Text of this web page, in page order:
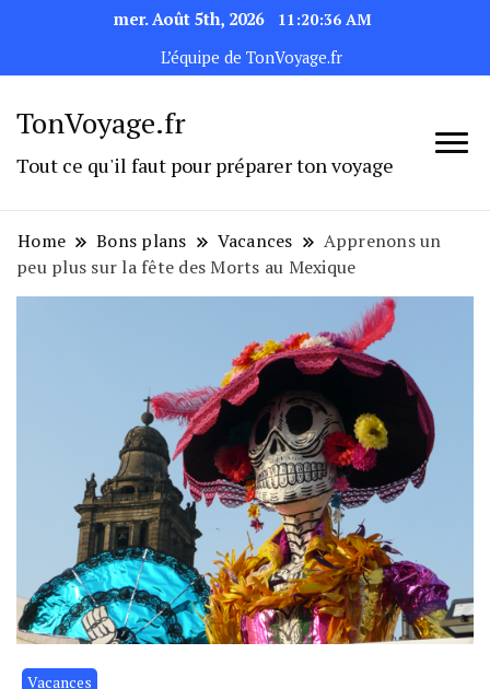
mer. Août 5th, 2026
11:20:36 AM
L’équipe de TonVoyage.fr
TonVoyage.fr
Tout ce qu'il faut pour préparer ton voyage
Home Bons plans Vacances
Apprenons un
peu plus sur la fête des Morts au Mexique
Vacances